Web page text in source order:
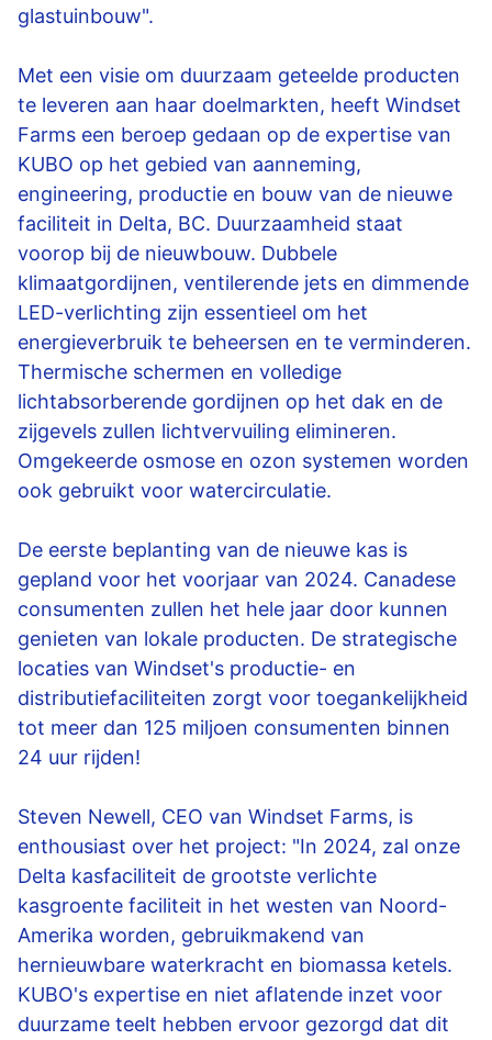
glastuinbouw".
Met een visie om duurzaam geteelde producten
te leveren aan haar doelmarkten, heeft Windset
Farms een beroep gedaan op de expertise van
KUBO op het gebied van aanneming,
engineering, productie en bouw van de nieuwe
faciliteit in Delta, BC. Duurzaamheid staat
voorop bij de nieuwbouw. Dubbele
klimaatgordijnen, ventilerende jets en dimmende
LED-verlichting zijn essentieel om het
energieverbruik te beheersen en te verminderen.
Thermische schermen en volledige
lichtabsorberende gordijnen op het dak en de
zijgevels zullen lichtvervuiling elimineren.
Omgekeerde osmose en ozon systemen worden
ook gebruikt voor watercirculatie.
De eerste beplanting van de nieuwe kas is
gepland voor het voorjaar van 2024. Canadese
consumenten zullen het hele jaar door kunnen
genieten van lokale producten. De strategische
locaties van Windset's productie- en
distributiefaciliteiten zorgt voor toegankelijkheid
tot meer dan 125 miljoen consumenten binnen
24 uur rijden!
Steven Newell, CEO van Windset Farms, is
enthousiast over het project: "In 2024, zal onze
Delta kasfaciliteit de grootste verlichte
kasgroente faciliteit in het westen van Noord-
Amerika worden, gebruikmakend van
hernieuwbare waterkracht en biomassa ketels.
KUBO's expertise en niet aflatende inzet voor
duurzame teelt hebben ervoor gezorgd dat dit